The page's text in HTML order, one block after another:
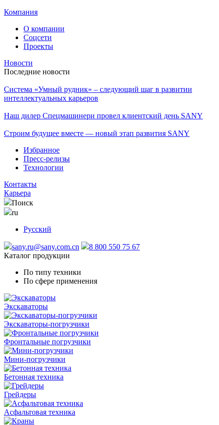
Компания
О компании
Соцсети
Проекты
Новости
Последние новости
Система «Умный рудник» – следующий шаг в развитии
интеллектуальных карьеров
Наш дилер Спецмашинери провел клиентский день SANY
Строим будущее вместе — новый этап развития SANY
Избранное
Пресс-релизы
Технологии
Контакты
Карьера
Поиск
ru
Русский
sany.ru@sany.com.cn
8 800 550 75 67
Каталог продукции
По типу техники
По сфере применения
Экскаваторы
Экскаваторы-погрузчики
Фронтальные погрузчики
Мини-погрузчики
Бетонная техника
Грейдеры
Асфальтовая техника